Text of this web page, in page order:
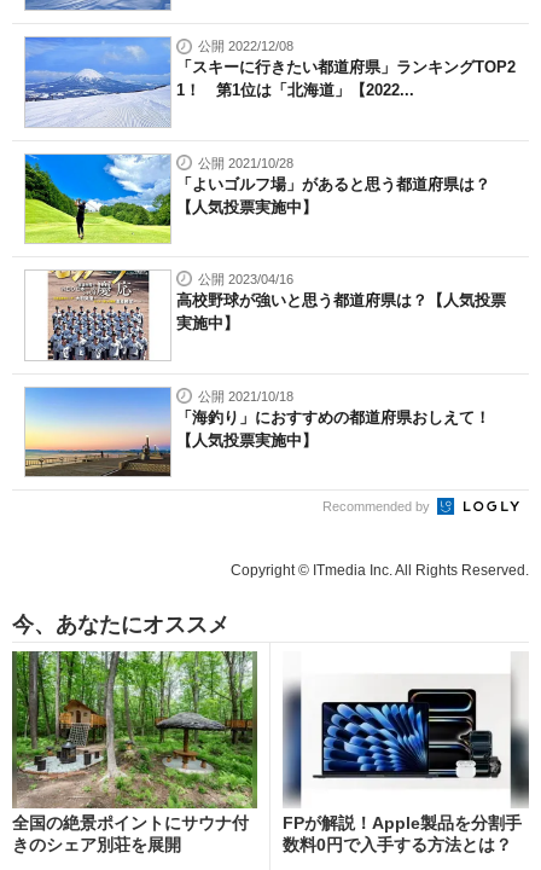
公開 2022/12/08
「スキーに行きたい都道府県」ランキングTOP2
1！ 第1位は「北海道」【2022...
公開 2021/10/28
「よいゴルフ場」があると思う都道府県は？
【人気投票実施中】
公開 2023/04/16
高校野球が強いと思う都道府県は？【人気投票
実施中】
公開 2021/10/18
「海釣り」におすすめの都道府県おしえて！
【人気投票実施中】
Recommended by
Copyright © ITmedia Inc. All Rights Reserved.
今、あなたにオススメ
全国の絶景ポイントにサウナ付
きのシェア別荘を展開
FPが解説！Apple製品を分割手
数料0円で入手する方法とは？